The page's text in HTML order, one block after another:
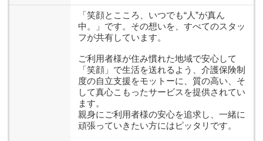
「笑顔とこころ、いつでも“人”が真ん
中。」です。その想いを、すべてのスタッ
フが共有しています。
ご利用者様が住み慣れた地域で安心して
「笑顔」で生活を送れるよう、介護保険制
度の自立支援をモットーに、質の高い、そ
して真心こもったサービスを提供されてい
ます。
親身にご利用者様の安心を追求し、一緒に
頑張っていきたい方にはピッタリです。